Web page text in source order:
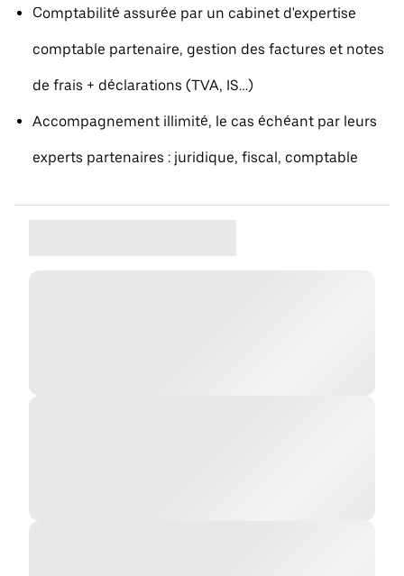
Comptabilité assurée par un cabinet d'expertise
comptable partenaire, gestion des factures et notes
de frais + déclarations (TVA, IS…)
Accompagnement illimité, le cas échéant par leurs
experts partenaires : juridique, fiscal, comptable